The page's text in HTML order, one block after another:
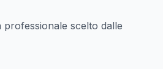
scelto dalle